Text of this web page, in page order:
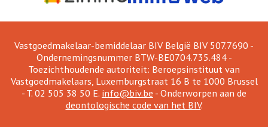
Vastgoedmakelaar-bemiddelaar BIV België BIV 507.7690 -
Ondernemingsnummer BTW-BE0704.735.484 -
Toezichthoudende autoriteit: Beroepsinstituut van
Vastgoedmakelaars, Luxemburgstraat 16 B te 1000 Brussel
- T. 02 505 38 50 E. info@biv.be - Onderworpen aan de
deontologische code van het BIV.